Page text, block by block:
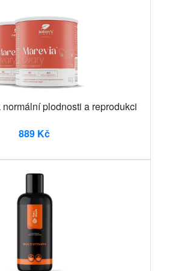
normální plodnosti a reprodukci
889 Kč